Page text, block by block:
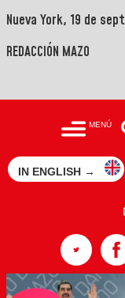
Nueva York, 19 de
REDACCIÓN MAZO
MENÚ
IN ENGLISH →